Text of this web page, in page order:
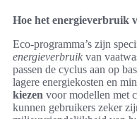
Hoe het energieverbruik
Eco-programma’s zijn
energieverbruik van
passen de cyclus aan op
lagere energiekosten en
kiezen voor modellen met
kunnen gebruikers zeker